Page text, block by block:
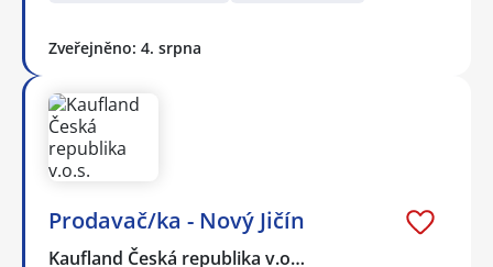
Zveřejněno: 4. srpna
Prodavač/ka - Nový Jičín
Kaufland Česká republika v.o…